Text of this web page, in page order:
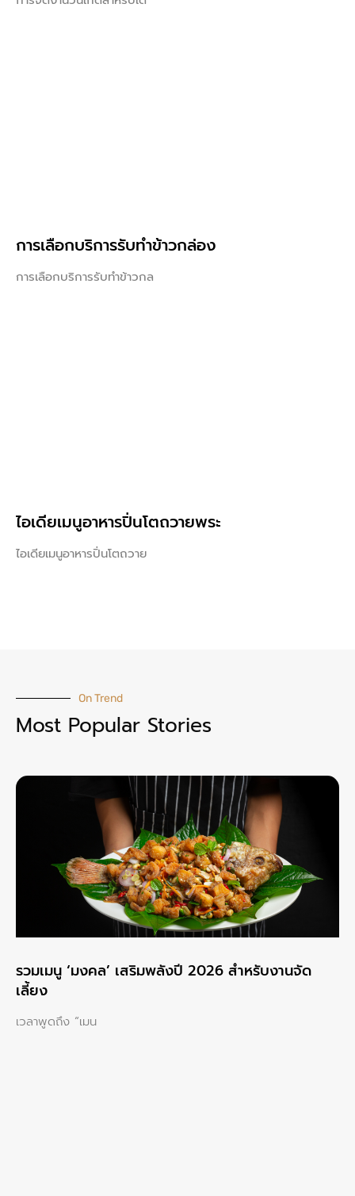
การเลือกบริการรับทำข้าวกล่อง
การเลือกบริการรับทำข้าวกล
ไอเดียเมนูอาหารปิ่นโตถวายพระ
ไอเดียเมนูอาหารปิ่นโตถวาย
On Trend
Most Popular Stories
รวมเมนู ‘มงคล’ เสริมพลังปี 2026 สำหรับงานจัด
เลี้ยง
เวลาพูดถึง “เมน